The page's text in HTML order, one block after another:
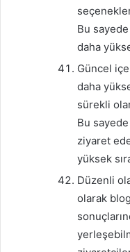
Bu
daha
Güncel
daha
sürekli
Bu
ziyaret
yüksek
Düzenli
olarak